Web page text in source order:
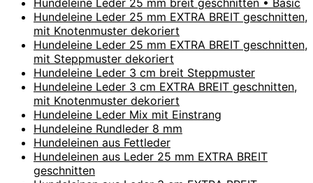
Hundeleine Leder 25 mm breit geschnitten • Basic
Hundeleine Leder 25 mm EXTRA BREIT geschnitten,
mit Knotenmuster dekoriert
Hundeleine Leder 25 mm EXTRA BREIT geschnitten,
mit Steppmuster dekoriert
Hundeleine Leder 3 cm breit Steppmuster
Hundeleine Leder 3 cm EXTRA BREIT geschnitten,
mit Knotenmuster dekoriert
Hundeleine Leder Mix mit Einstrang
Hundeleine Rundleder 8 mm
Hundeleinen aus Fettleder
Hundeleinen aus Leder 25 mm EXTRA BREIT
geschnitten